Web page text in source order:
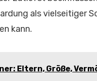
als vielseitiger
kann.
Eltern, Größe,